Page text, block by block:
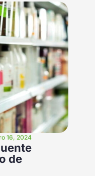
16, 2024
de